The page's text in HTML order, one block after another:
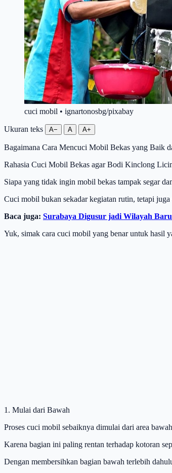
cuci mobil • ignartonosbg/pixabay
Ukuran teks A− A A+
Bagaimana Cara Mencuci Mobil Bekas yang Baik
Rahasia Cuci Mobil Bekas agar Bodi Kinclong
Siapa yang tidak ingin mobil bekas tampak segar
Cuci mobil bukan sekadar kegiatan rutin, tetapi
Baca juga: Surabaya Digusur jadi Wilayah
Yuk, simak cara cuci mobil yang benar untuk hasil
1. Mulai dari Bawah
Proses cuci mobil sebaiknya dimulai dari area
Karena bagian ini paling rentan terhadap kotoran
Dengan membersihkan bagian bawah terlebih